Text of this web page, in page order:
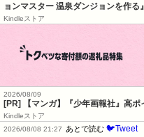
ョンマスター 温泉ダンジョンを作る
Kindleストア
2026/08/09
[PR] 【マンガ】『少年画報社』高
Kindleストア
2026/08/08 21:27
あとで読む 🐦Tweet